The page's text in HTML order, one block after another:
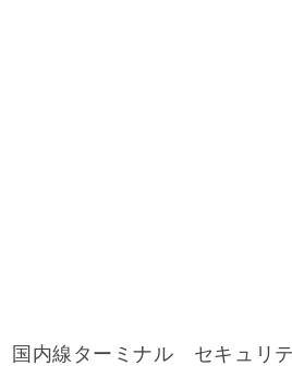
国内線ターミナル セキュリ